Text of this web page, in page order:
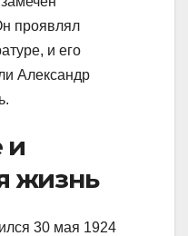
проявлял
и его
Александр
и
жизнь
30 мая 1924